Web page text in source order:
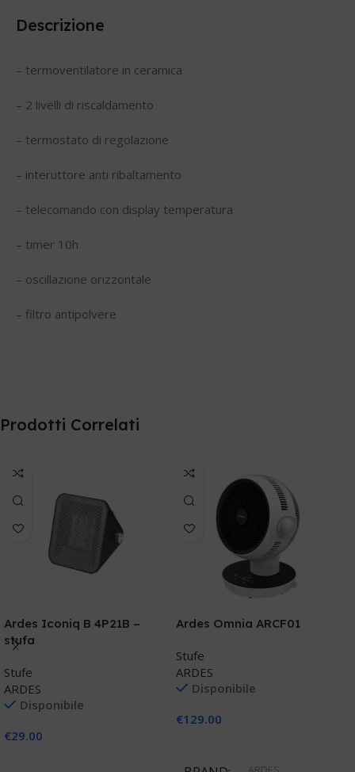
Descrizione
– termoventilatore in ceramica
– 2 livelli di riscaldamento
– termostato di regolazione
– interuttore anti ribaltamento
– telecomando con display temperatura
– timer 10h
– oscillazione orizzontale
– filtro antipolvere
Prodotti Correlati
Ardes Iconiq B 4P21B –
stufa
Stufe
ARDES
Disponibile
€29.00
Ardes Omnia ARCF01
Stufe
ARDES
Disponibile
€129.00